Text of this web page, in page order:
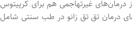
درمان‌های غیرتهاجمی هم برای کرپیتوس
درمان تق تق زانو در طب سنتی شامل